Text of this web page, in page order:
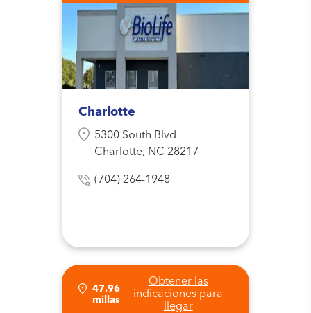
Charlotte
5300 South Blvd
Charlotte, NC 28217
(704) 264-1948
47.96
millas
Obtener las
indicaciones para
llegar